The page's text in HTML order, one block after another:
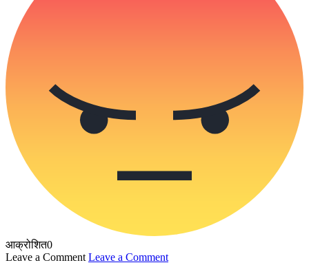
आक्रोशित0
Leave a Comment Leave a Comment